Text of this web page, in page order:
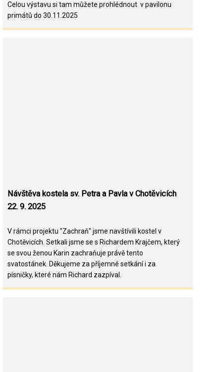
Celou výstavu si tam můžete prohlédnout v pavilonu
primátů do 30.11.2025
Návštěva kostela sv. Petra a Pavla v Chotěvicích
22. 9. 2025
V rámci projektu "Zachraň" jsme navštívili kostel v
Chotěvicích. Setkali jsme se s Richardem Krajčem, který
se svou ženou Karin zachraňuje právě tento
svatostánek. Děkujeme za příjemné setkání i za
písničky, které nám Richard zazpíval.